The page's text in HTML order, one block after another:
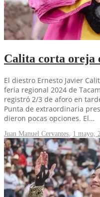
Calita corta oreja
El diestro Ernesto Javier
feria regional 2024 de
registró 2/3 de aforo en
Punta de extraordinaria
dieron pocas opciones. El…
Juan Manuel Cervantes 1 mayo,